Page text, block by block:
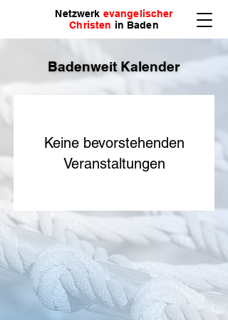
Netzwerk evangelischer
Christen in Baden
Badenweit Kalender
Badenweit Kalender
Keine bevorstehenden
Veranstaltungen